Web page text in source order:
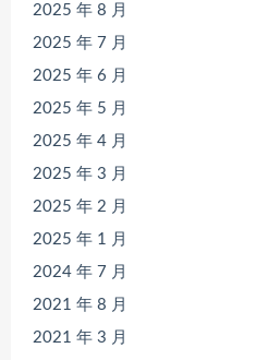
2025 年 8 月
2025 年 7 月
2025 年 6 月
2025 年 5 月
2025 年 4 月
2025 年 3 月
2025 年 2 月
2025 年 1 月
2024 年 7 月
2021 年 8 月
2021 年 3 月